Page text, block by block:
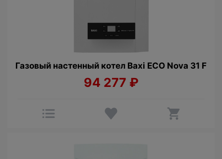
Газовый настенный котел Baxi ECO Nova 31 F
94 277 ₽